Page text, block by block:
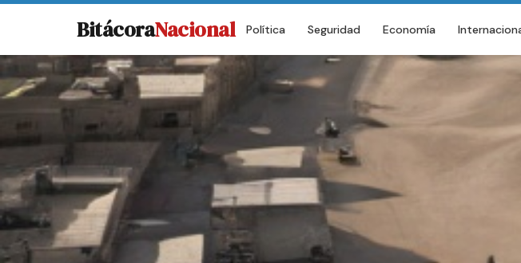
BitácoraNacional Política Seguridad Economía